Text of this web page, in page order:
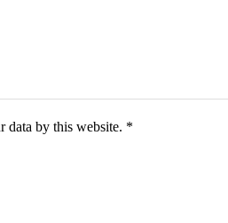
data by this website. *